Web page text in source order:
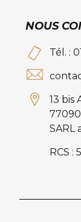
NOUS
Tél. :
13 bis
77090
SARL
RCS :